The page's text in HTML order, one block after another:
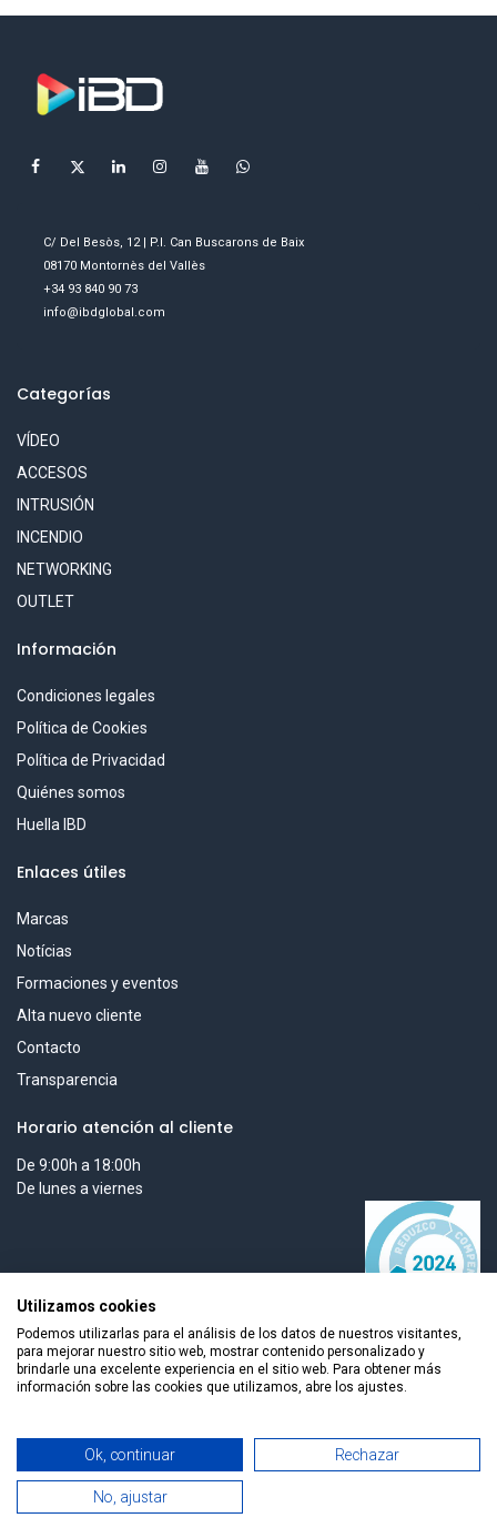
Añadir al carrito
C/ Del Besòs, 12 | P.I. Can Buscarons de Baix
08170 Montornès del Vallès
+34 93 840 90 73
info@ibdglobal.com
Categorías
VÍDEO
ACCESOS
INTRUSIÓN
INCENDIO
NETWORKING
OUTLET
Información
Condiciones legales
Política de Cookies
Política de Privacidad
Quiénes somos
Huella IBD
Enlaces útiles
Marcas
Notícias
Formaciones y eventos
Alta nuevo cliente
Contacto
Transparencia
Horario atención al cliente
De 9:00h a 18:00h
De lunes a viernes
Todos los derechos reservados © 2026 Smart Tech Ibd Global
Solutions, S.L.
Español
Utilizamos cookies
Podemos utilizarlas para el análisis de los datos de nuestros visitantes,
para mejorar nuestro sitio web, mostrar contenido personalizado y
brindarle una excelente experiencia en el sitio web. Para obtener más
información sobre las cookies que utilizamos, abre los ajustes.
Ok, continuar Rechazar
No, ajustar